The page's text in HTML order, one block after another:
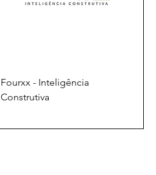
Fourxx - Inteligência
Construtiva